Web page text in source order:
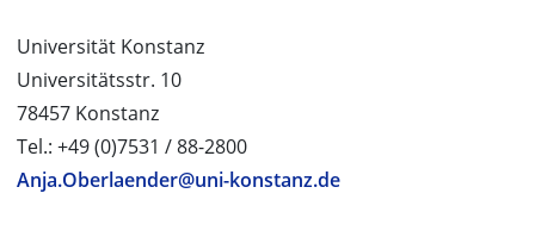
Universität Konstanz
Universitätsstr. 10
78457 Konstanz
Tel.: +49 (0)7531 / 88-2800
Anja.Oberlaender@uni-konstanz.de